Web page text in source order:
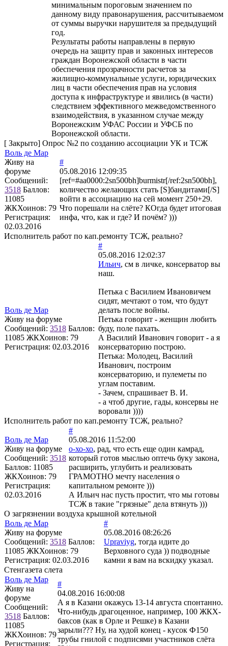
минимальным пороговым значением по
данному виду правонарушения, рассчитываемом
от суммы выручки нарушителя за предыдущий
год.
Результаты работы направлены в первую
очередь на защиту прав и законных интересов
граждан Воронежской области в части
обеспечения прозрачности расчетов за
жилищно-коммунальные услуги, юридических
лиц в части обеспечения прав на условия
доступа к инфраструктуре и явились (в части)
следствием эффективного межведомственного
взаимодействия, в указанном случае между
Воронежским УФАС России и УФСБ по
Воронежской области.
[ Закрыто] Опрос №2 по созданию ассоциации УК и ТСЖ
Воль де Мар
Живу на
форуме
Сообщений:
3518 Баллов:
11085
ЖКХоинов: 79
Регистрация:
02.03.2016
#
05.08.2016 12:09:35
[ref=#aa0000:2sn500bh]burmistr[/ref:2sn500bh],
количество желающих стать [S]бандитами[/S]
войти в ассоциацию на сей момент 250+29.
Что порешали на слёте? КОгда будет итоговая
инфа, что, как и где? И почём? )))
Исполнитель работ по кап.ремонту ТСЖ, реально?
Воль де Мар
Живу на форуме
Сообщений: 3518 Баллов:
11085 ЖКХоинов: 79
Регистрация: 02.03.2016
#
05.08.2016 12:02:37
Ильич, см в личке, консерватор вы
наш.
Петька с Василием Ивановичем
сидят, мечтают о том, что будут
делать после войны.
Петька говорит - женщин любить
буду, поле пахать.
А Василий Иванович говорит - а я
консерваторию построю.
Петька: Молодец, Василий
Иванович, построим
консерваторию, и пулеметы по
углам поставим.
- Зачем, спрашивает В. И.
- а чтоб другие, гады, консервы не
воровали ))))
Исполнитель работ по кап.ремонту ТСЖ, реально?
Воль де Мар
Живу на форуме
Сообщений: 3518
Баллов: 11085
ЖКХоинов: 79
Регистрация:
02.03.2016
#
05.08.2016 11:52:00
о-хо-хо, рад, что есть еще один камрад,
который готов мыслью оптечь буку закона,
расширить, углубить и реализовать
ГРАМОТНО мечту населения о
капитальном ремонте )))
А Ильич нас пусть простит, что мы готовы
ТСЖ в такие "грязные" дела втянуть )))
О загрязнении воздуха крышной котельной
Воль де Мар
Живу на форуме
Сообщений: 3518 Баллов:
11085 ЖКХоинов: 79
Регистрация: 02.03.2016
#
05.08.2016 08:26:26
Upraviyg, тогда идите до
Верховного суда )) подводные
камни я вам на вскидку указал.
Стенгазета слета
Воль де Мар
Живу на
форуме
Сообщений:
3518 Баллов:
11085
ЖКХоинов: 79
Регистрация:
#
04.08.2016 16:00:08
А я в Казани окажусь 13-14 августа спонтанно.
Что-нибудь драгоценное, например, 100 ЖКХ-
баксов (как в Орле и Решке) в Казани
зарыли??? Ну, на худой конец - кусок Ф150
трубы гнилой с подписями участников слёта